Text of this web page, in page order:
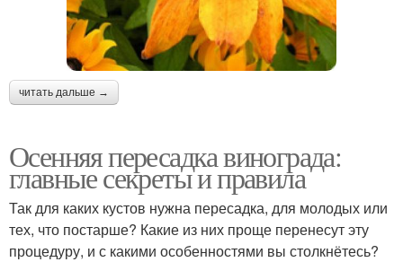
читать дальше →
Осенняя пересадка винограда:
главные секреты и правила
Так для каких кустов нужна пересадка, для молодых или
тех, что постарше? Какие из них проще перенесут эту
процедуру, и с какими особенностями вы столкнётесь?